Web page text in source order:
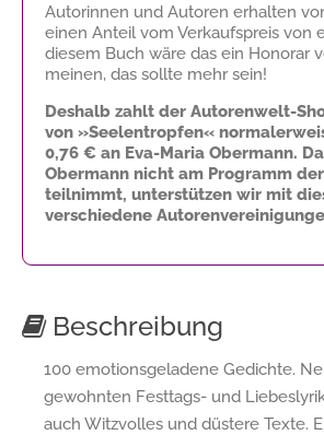
Autorinnen und Autoren erhalten
einen Anteil vom Verkaufspreis von
diesem Buch wäre das ein Honorar
meinen, das sollte mehr sein!
Deshalb zahlt der Autorenwelt-
von »Seelentropfen«
0,76 € an Eva-Maria Obermann.
Obermann nicht am Programm
teilnimmt, unterstützen wir mit
verschiedene
Beschreibung
100 emotionsgeladene Gedichte.
gewohnten Festtags- und
auch Witzvolles und düstere Texte.